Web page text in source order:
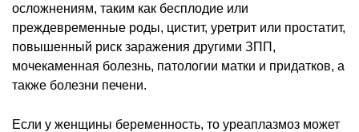
осложнениям, таким как бесплодие или
преждевременные роды, цистит, уретрит или простатит,
повышенный риск заражения другими ЗПП,
мочекаменная болезнь, патологии матки и придатков, а
также болезни печени.
Если у женщины беременность, то уреаплазмоз может